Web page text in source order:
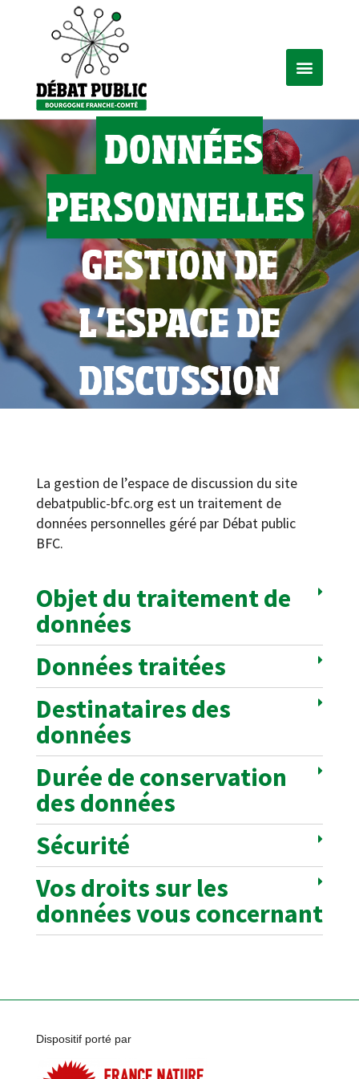
DONNÉES
PERSONNELLES
GESTION DE
L’ESPACE DE
DISCUSSION
La gestion de l’espace de discussion du site
debatpublic-bfc.org est un traitement de
données personnelles géré par Débat public
BFC.
Objet du traitement de
données
Données traitées
Destinataires des
données
Durée de conservation
des données
Sécurité
Vos droits sur les
données vous concernant
Dispositif porté par